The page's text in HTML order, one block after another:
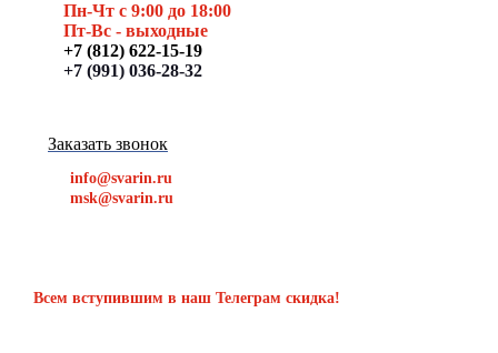
Пн-Чт с 9:00 до 18:00
Пт-Вс - выходные
+7 (812) 622-15-19
+7 (991) 036-28-32
Заказать звонок
info@svarin.ru
msk@svarin.ru
Всем вступившим в наш Телеграм скидка!